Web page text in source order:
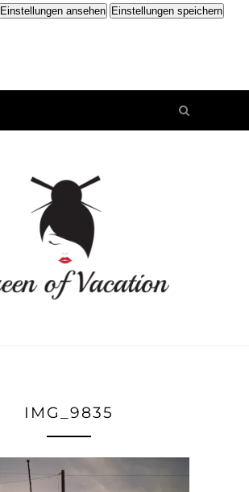
Einstellungen ansehen Einstellungen speichern
IMG_9835